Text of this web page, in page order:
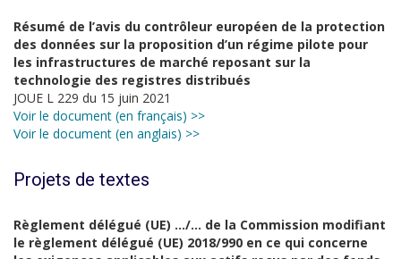
Résumé de l’avis du contrôleur européen de la protection
des données sur la proposition d’un régime pilote pour
les infrastructures de marché reposant sur la
technologie des registres distribués
JOUE L 229 du 15 juin 2021
Voir le document (en français) >>
Voir le document (en anglais) >>
Projets de textes
Règlement délégué (UE) …/… de la Commission modifiant
le règlement délégué (UE) 2018/990 en ce qui concerne